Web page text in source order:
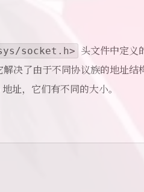
socket.h> 头文件中定义
决了由于不同协议族的地址结
址，它们有不同的大小。